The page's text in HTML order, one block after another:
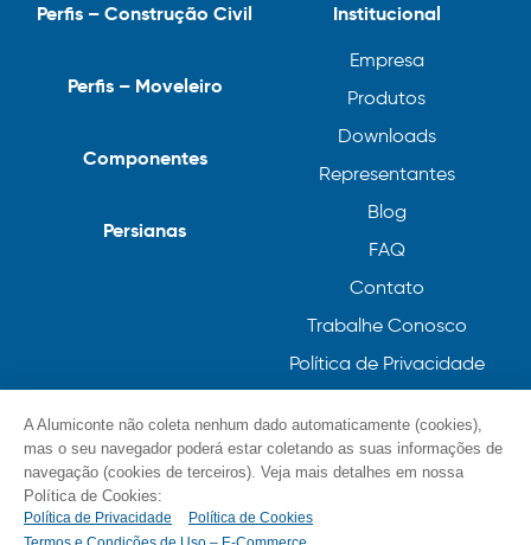
Institucional
Empresa
Produtos
Downloads
Representantes
Blog
FAQ
Contato
Trabalhe Conosco
Política de Privacidade
Perfis – Construção Civil
Perfis – Moveleiro
Componentes
Persianas
A Alumiconte não coleta nenhum dado automaticamente (cookies),
mas o seu navegador poderá estar coletando as suas informações de
navegação (cookies de terceiros). Veja mais detalhes em nossa
Política de Cookies:
Política de Privacidade
Política de Cookies